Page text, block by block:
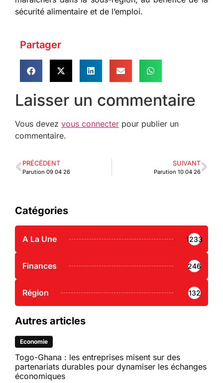
sécurité alimentaire et de l’emploi.
Partager
Laisser un commentaire
Vous devez vous connecter pour publier un
commentaire.
PRÉCÉDENT
Parution 09 04 26
SUIVANT
Parution 10 04 26
Catégories
A La Une 1233
Finances 246
Région 132
Autres articles
Economie
Togo-Ghana : les entreprises misent sur des
partenariats durables pour dynamiser les échanges
économiques